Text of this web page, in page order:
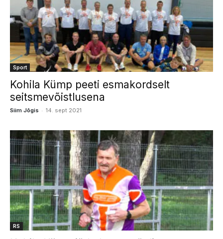
Sport
Kohila Kümp peeti esmakordselt
seitsmevõistlusena
Siim Jõgis - 14. sept 2021
RS